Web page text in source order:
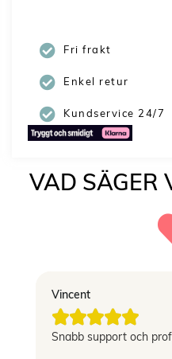
Fri frakt
Enkel retur
Kundservice 24/7
VAD SÄGER
Vincent

Snabb support och